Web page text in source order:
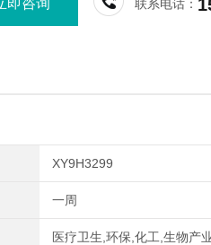
即咨询 联系电话：
XY9H3299
一周
医疗卫生,环保,化工,生物产